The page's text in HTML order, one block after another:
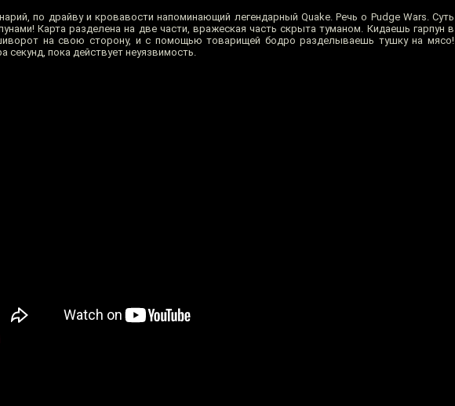
по драйву и кровавости напоминающий легендарный Quake. Речь о Pudge Wars. Суть
Карта разделена на две части, вражеская часть скрыта туманом. Кидаешь гарпун в
на свою сторону, и с помощью товарищей бодро разделываешь тушку на мясо!
секунд, пока действует неуязвимость.